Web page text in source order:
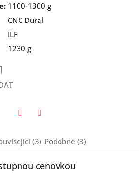
: 1100-1300 g
CNC Dural
ILF
1230 g
(3) Podobné (3)
cenovkou